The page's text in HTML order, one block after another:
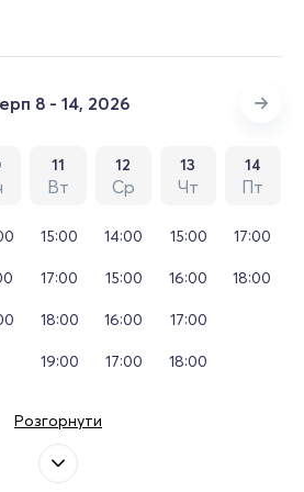
8 - 14, 2026
11
Вт
12
Ср
13
Чт
14
Пт
15:00
17:00
18:00
19:00
14:00
15:00
16:00
17:00
15:00
16:00
17:00
18:00
17:00
18:00
Розгорнути